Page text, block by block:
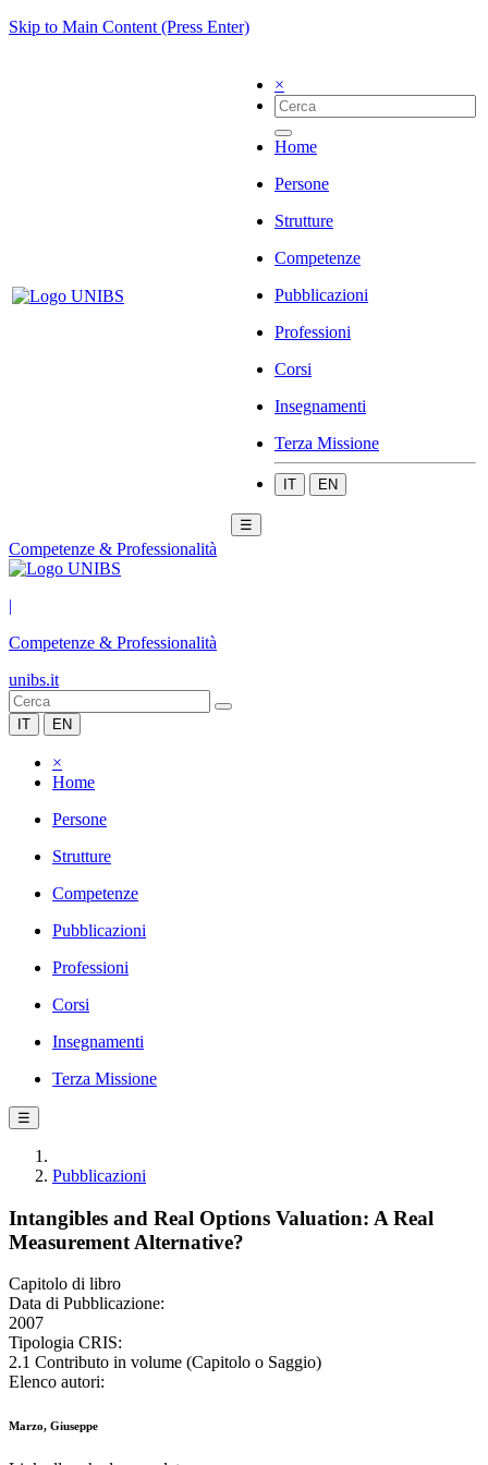
Skip to Main Content (Press Enter)
×
Home
Persone
Strutture
Competenze
Pubblicazioni
Professioni
Corsi
Insegnamenti
Terza Missione
IT EN
☰
Competenze & Professionalità
|
Competenze & Professionalità
unibs.it
IT EN
×
Home
Persone
Strutture
Competenze
Pubblicazioni
Professioni
Corsi
Insegnamenti
Terza Missione
☰
Pubblicazioni
Intangibles and Real Options Valuation: A Real
Measurement Alternative?
Capitolo di libro
Data di Pubblicazione:
2007
Tipologia CRIS:
2.1 Contributo in volume (Capitolo o Saggio)
Elenco autori:
Marzo, Giuseppe